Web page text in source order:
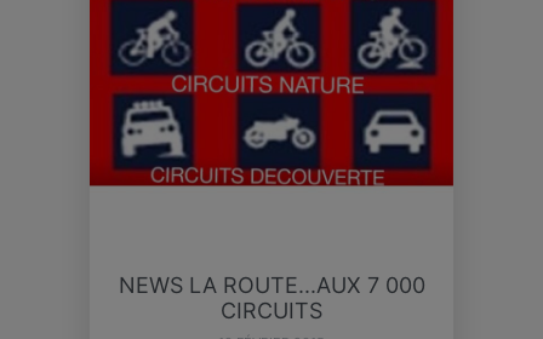
NEWS LA ROUTE...AUX 7 000
CIRCUITS